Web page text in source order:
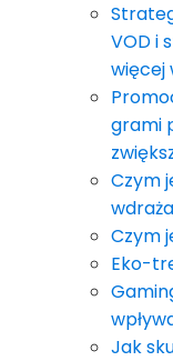
VOD i
więcej
grami
Czym
Czym
Eko-
Jak